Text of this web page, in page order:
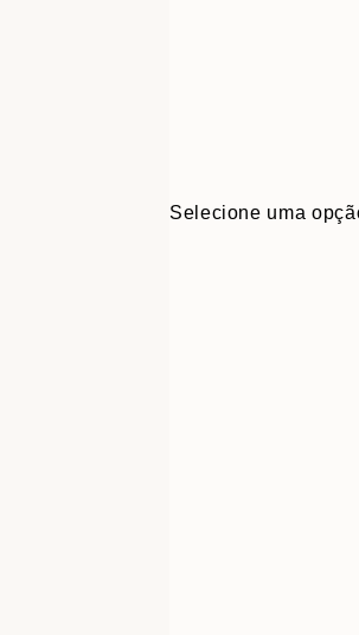
Selecione uma